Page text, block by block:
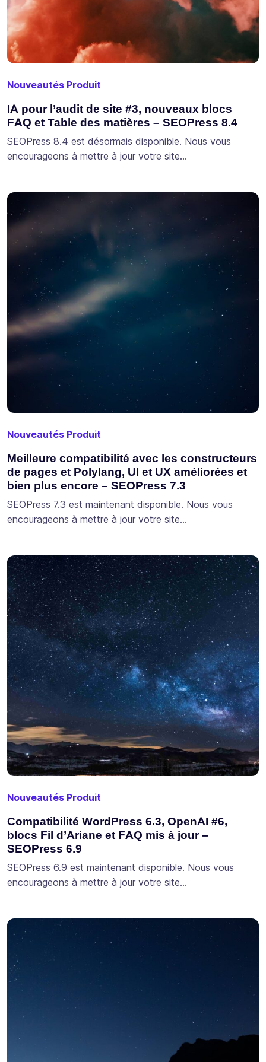
Nouveautés Produit
IA pour l’audit de site #3, nouveaux blocs
FAQ et Table des matières – SEOPress 8.4
SEOPress 8.4 est désormais disponible. Nous vous
encourageons à mettre à jour votre site…
Nouveautés Produit
Meilleure compatibilité avec les constructeurs
de pages et Polylang, UI et UX améliorées et
bien plus encore – SEOPress 7.3
SEOPress 7.3 est maintenant disponible. Nous vous
encourageons à mettre à jour votre site…
Nouveautés Produit
Compatibilité WordPress 6.3, OpenAI #6,
blocs Fil d’Ariane et FAQ mis à jour –
SEOPress 6.9
SEOPress 6.9 est maintenant disponible. Nous vous
encourageons à mettre à jour votre site…